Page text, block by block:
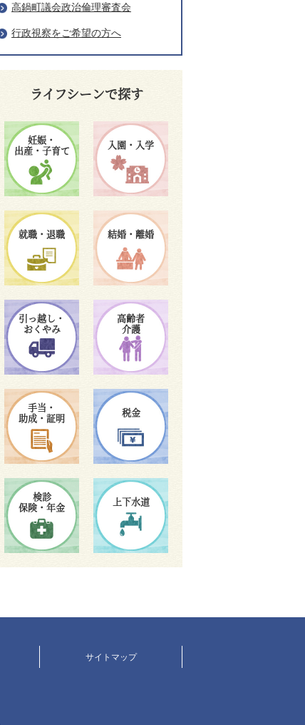
高鍋町議会政治倫理審査会
行政視察をご希望の方へ
ライフシーンで探す
妊娠・
出産・子育て 入園・入学
就職・退職 結婚・離婚
引っ越し・
おくやみ
高齢者
介護
手当・
助成・証明 税金
検診
保険・年金 上下水道
サイトマップ